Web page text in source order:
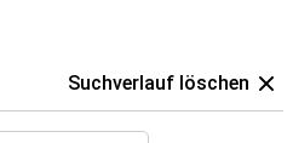
Suchverlauf löschen